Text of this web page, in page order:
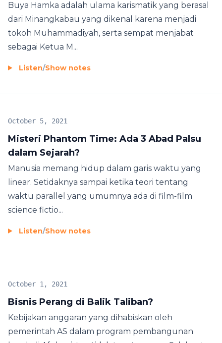
Buya Hamka adalah ulama karismatik yang berasal
dari Minangkabau yang dikenal karena menjadi
tokoh Muhammadiyah, serta sempat menjabat
sebagai Ketua M...
Listen/Show notes
Misteri Phantom Time: Ada 3 Abad Palsu
dalam Sejarah?
October 5, 2021
Manusia memang hidup dalam garis waktu yang
linear. Setidaknya sampai ketika teori tentang
waktu parallel yang umumnya ada di film-film
science fictio...
Listen/Show notes
Bisnis Perang di Balik Taliban?
October 1, 2021
Kebijakan anggaran yang dihabiskan oleh
pemerintah AS dalam program pembangunan